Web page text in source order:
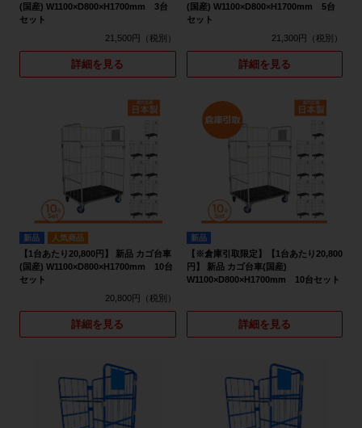
(国産) W1100×D800×H1700mm 3台
セット
21,500円
詳細を見る
(国産) W1100×D800×H1700mm 5台
セット
21,300円
詳細を見る
新品 人気商品
【1台あたり20,800円】 新品 カゴ台車
(国産) W1100×D800×H1700mm 10台
セット
20,800円
詳細を見る
新品
【※倉庫引取限定】【1台あたり20,800
円】 新品 カゴ台車(国産)
W1100×D800×H1700mm 10台セット
詳細を見る